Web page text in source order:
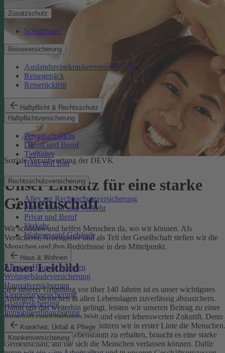
Zusatzschutz
Schutzbrief
Reiseversicherung
Auslandsreisekrankenversicherung
Reisegepäck
Reiserücktritt
Haftpflicht & Rechtsschutz
Haftpflichtversicherung
Privathaftpflicht
Dienst und Beruf
Tierhalter
Haus und Bau
Rechtsschutzversicherung
Alles zur Rechtsschutzversicherung
Privat, Beruf und Verkehr
Privat und Beruf
Verkehr
Wohnen und Gebäude
Haus & Wohnen
Alles zu Haus & Wohnen
Wohngebäudeversicherung
Hausratversicherung
Elementarversicherung
Glasversicherung
Immobilienfinanzierung
Krankheit, Unfall & Pflege
Krankenversicherung
Soziale Verantwortung der DEVK
Unser Einsatz für eine starke
Gemeinschaft
Wir schützen und helfen Menschen da, wo wir können. Als
Versicherer, Arbeitgeber und als Teil der Gesellschaft stellen wir die
Menschen und ihre Bedürfnisse in den Mittelpunkt.
Unser Leitbild
Seit unserer Gründung vor über 140 Jahren ist es unser wichtigstes
Anliegen, Menschen in allen Lebenslagen zuverlässig abzusichern.
Damit uns das weiterhin gelingt, leisten wir unseren Beitrag zu einer
dauerhaft versicherbaren Welt und einer lebenswerten Zukunft. Denn
schützen wir das Klima, so schützen wir in erster Linie die Menschen.
Um einen gesunden Lebensraum zu erhalten, braucht es eine starke
Gemeinschaft, auf die sich die Menschen verlassen können. Dafür